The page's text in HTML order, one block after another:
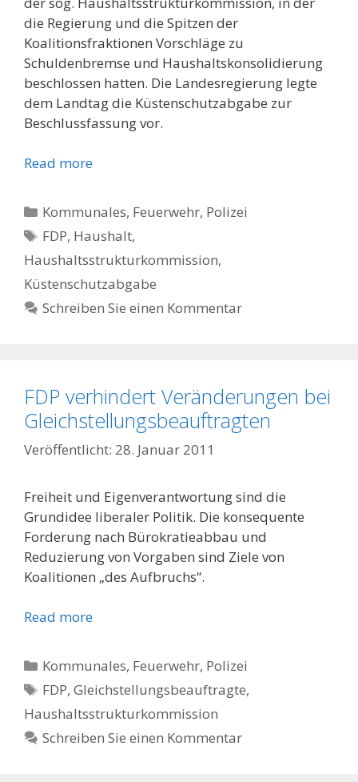
die Regierung und die Spitzen der
Koalitionsfraktionen Vorschläge zu
Schuldenbremse und Haushaltskonsolidierung
beschlossen hatten. Die Landesregierung legte
dem Landtag die Küstenschutzabgabe zur
Beschlussfassung vor.
Read more
Kategorien
Kommunales, Feuerwehr, Polizei
Schlagwörter
FDP, Haushalt,
Haushaltsstrukturkommission,
Küstenschutzabgabe
Schreiben Sie einen Kommentar
FDP verhindert Veränderungen bei
Gleichstellungsbeauftragten
28. Januar 2011
Freiheit und Eigenverantwortung sind die
Grundidee liberaler Politik. Die konsequente
Forderung nach Bürokratieabbau und
Reduzierung von Vorgaben sind Ziele von
Koalitionen „des Aufbruchs“.
Read more
Kategorien
Kommunales, Feuerwehr, Polizei
Schlagwörter
FDP,Gleichstellungsbeauftragte,
Haushaltsstrukturkommission
Schreiben Sie einen Kommentar